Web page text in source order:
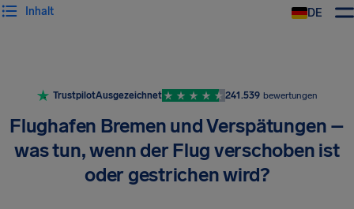
DE
Inhalt
TrustpilotAusgezeichnet 241.539 bewertungen
Flughafen Bremen und Verspätungen –
was tun, wenn der Flug verschoben ist
oder gestrichen wird?